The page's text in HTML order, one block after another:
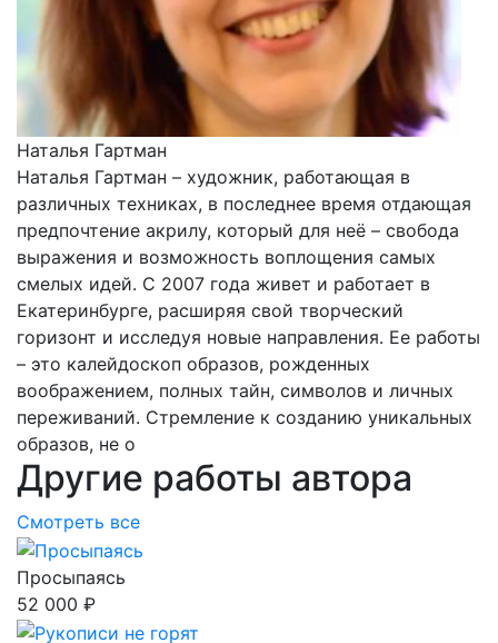
Наталья Гартман
Наталья Гартман – художник, работающая в
различных техниках, в последнее время отдающая
предпочтение акрилу, который для неё – свобода
выражения и возможность воплощения самых
смелых идей. С 2007 года живет и работает в
Екатеринбурге, расширяя свой творческий
горизонт и исследуя новые направления. Ее работы
– это калейдоскоп образов, рожденных
воображением, полных тайн, символов и личных
переживаний. Стремление к созданию уникальных
образов, не о
Другие работы автора
Смотреть все
Просыпаясь
52 000 ₽